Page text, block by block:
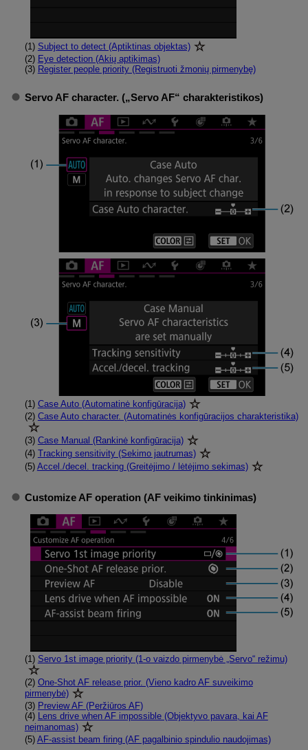
(1) Subject to detect (Aptiktinas objektas)
(2) Eye detection (Akių aptikimas)
(3) Register people priority (Registruoti žmonių pirmenybę)
Servo AF character. („Servo AF“ charakteristikos)
(1) Case Auto (Automatinė konfigūracija)
(2) Case Auto character. (Automatinės konfigūracijos charakteristika)
(3) Case Manual (Rankinė konfigūracija)
(4) Tracking sensitivity (Sekimo jautrumas)
(5) Accel./decel. tracking (Greitėjimo / lėtėjimo sekimas)
Customize AF operation (AF veikimo tinkinimas)
(1) Servo 1st image priority (1-o vaizdo pirmenybė „Servo“ režimu)
(2) One-Shot AF release prior. (Vieno kadro AF suveikimo
pirmenybė)
(3) Preview AF (Peržiūros AF)
(4) Lens drive when AF impossible (Objektyvo pavara, kai AF
neįmanomas)
(5) AF-assist beam firing (AF pagalbinio spindulio naudojimas)